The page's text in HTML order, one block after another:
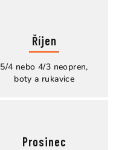
Říjen
5/4 nebo 4/3 neopren,
boty a rukavice
Prosinec